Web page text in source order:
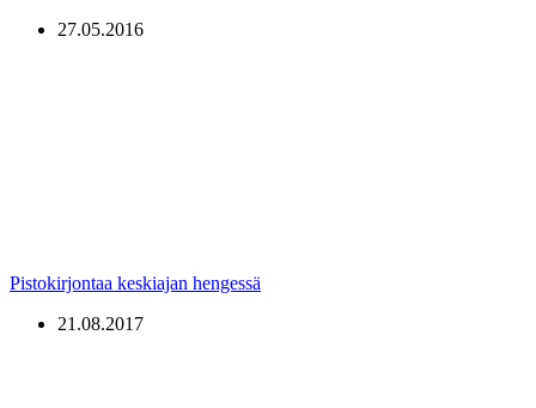
27.05.2016
Pistokirjontaa keskiajan hengessä
21.08.2017